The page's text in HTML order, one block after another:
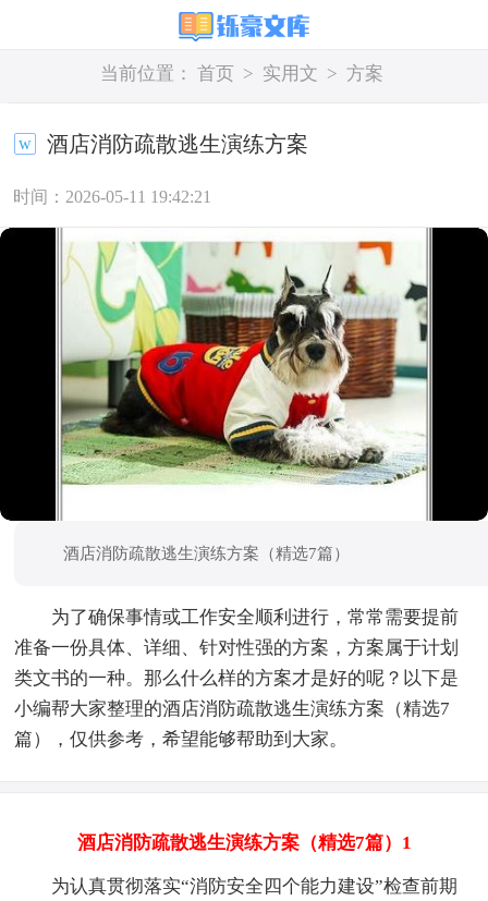
当前位置： 首页 > 实用文 > 方案
酒店消防疏散逃生演练方案
时间：2026-05-11 19:42:21
酒店消防疏散逃生演练方案（精选7篇）
为了确保事情或工作安全顺利进行，常常需要提前
准备一份具体、详细、针对性强的方案，方案属于计划
类文书的一种。那么什么样的方案才是好的呢？以下是
小编帮大家整理的酒店消防疏散逃生演练方案（精选7
篇），仅供参考，希望能够帮助到大家。
酒店消防疏散逃生演练方案（精选7篇）1
为认真贯彻落实“消防安全四个能力建设”检查前期